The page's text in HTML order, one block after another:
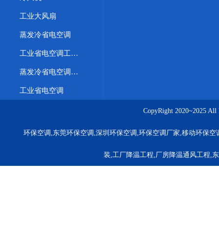
工业大风扇
蒸发冷省电空调
工业省电空调工程案例
蒸发冷省电空调优势
工业省电空调
CopyRight 2020~2025
环保空调,东莞环保空调,深圳环保空调,环保空调厂家,移动环保
装,工厂降温工程,厂房降温通风工程,